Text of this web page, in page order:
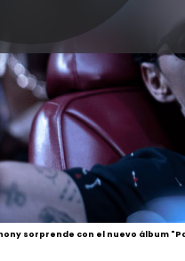
sorprende con el nuevo álbum